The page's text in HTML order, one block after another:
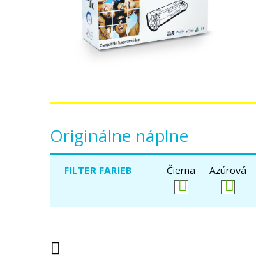
Originálne náplne
FILTER FARIEB Čierna Azúrová